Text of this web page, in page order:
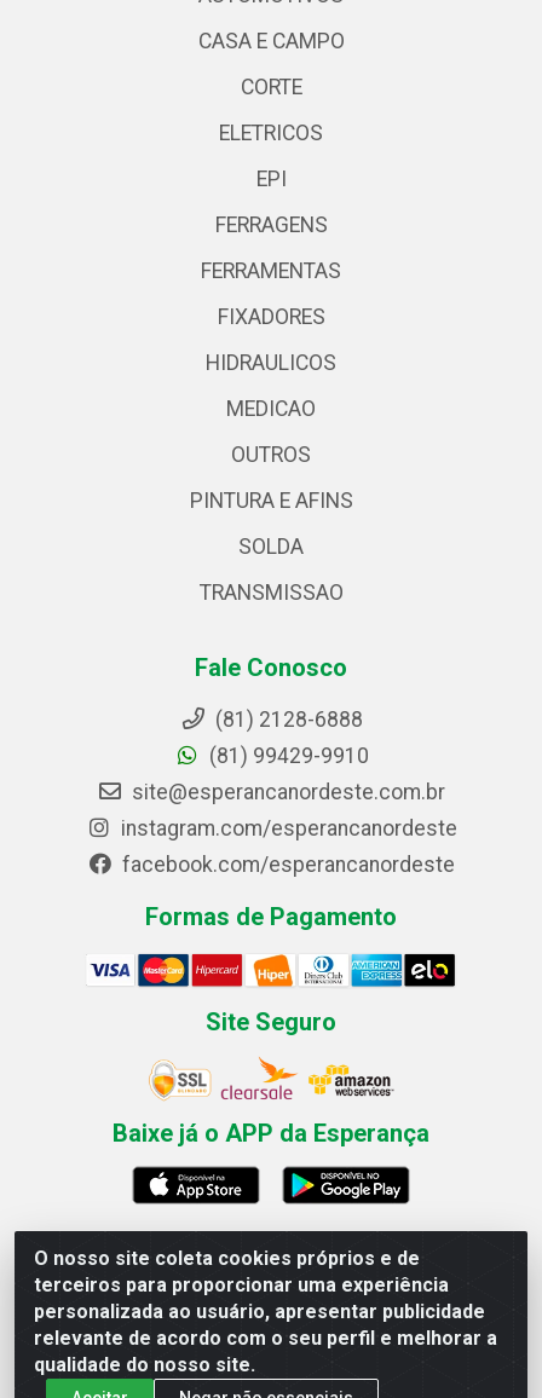
O nosso site coleta cookies próprios e de
terceiros para proporcionar uma experiência
personalizada ao usuário, apresentar publicidade
relevante de acordo com o seu perfil e melhorar a
qualidade do nosso site.
CASA E CAMPO
CORTE
ELETRICOS
EPI
FERRAGENS
FERRAMENTAS
FIXADORES
HIDRAULICOS
MEDICAO
OUTROS
PINTURA E AFINS
SOLDA
TRANSMISSAO
Fale Conosco
(81) 2128-6888
(81) 99429-9910
site@esperancanordeste.com.br
instagram.com/esperancanordeste
facebook.com/esperancanordeste
Formas de Pagamento
Site Seguro
Baixe já o APP da Esperança
Esperança Nordeste - Rua Professor Caldas Filho, 291 -
Estância - Recife / PE CEP: 50771-335 - CNPJ
03.666.136/0001-23